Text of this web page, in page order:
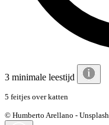
3 minimale leestijd
5 feitjes over katten
© Humberto Arellano - Unsplash